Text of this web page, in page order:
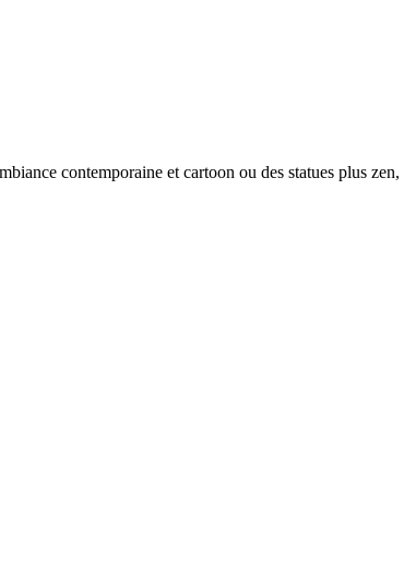
contemporaine et cartoon ou des statues plus